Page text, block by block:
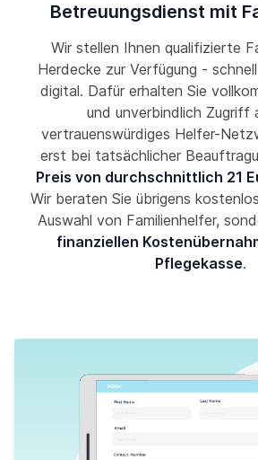
Betreuungsdienst mit
Wir stellen Ihnen qualifizierte
Herdecke zur Verfügung -
digital. Dafür erhalten Sie
und unverbindlich Zugriff
vertrauenswürdiges Helfer-
erst bei tatsächlicher
Preis von durchschnittlich 21
Wir beraten Sie übrigens
Auswahl von Familienhelfer,
finanziellen
Pflegekasse.